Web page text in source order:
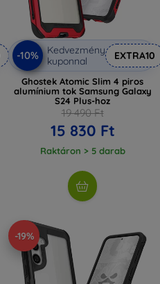
-10%
Kedvezmény
kuponnal
EXTRA10
Ghostek Atomic Slim 4 piros
alumínium tok Samsung Galaxy
S24 Plus-hoz
19 490 Ft
15 830 Ft
Raktáron > 5 darab
-19%